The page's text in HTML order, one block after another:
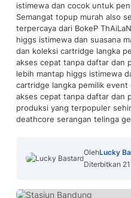
istimewa dan cocok untuk
Semangat topup murah also
terpercaya dari BokeP
higgs istimewa dan suasana
dan koleksi cartridge langka
akses cepat tanpa daftar dan
lebih mantap higgs istimewa
cartridge langka pemilik event
akses cepat tanpa daftar dan
produksi yang terpopuler
deathcore serangan telinga
OlehLucky
Diterbitkan